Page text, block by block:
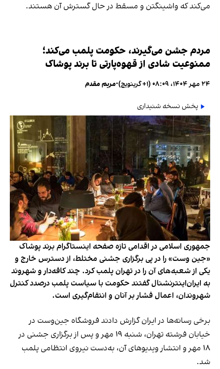
می‌کند که واشینگتن و مسقط در حال گسترش آن هستند.
مردم جشن می‌گیرند، حکومت پلمب می‌کند؛
ممنوعیت شادی از قهوه‌پارتی تا برند پوشاک
۲۴ مهر ۱۴۰۴، ۰۸:۰۹ (‎+۱ گرینویچ) •مریم مقدم
پخش نسخه شنیداری
جمهوری اسلامی در اقدامی تازه صفحه اینستاگرام برند پوشاک
«جین وست» را در پی برگزاری جشنی مختلط، از دسترس خارج و
یکی از شعبه‌های آن را در تهران پلمب کرد. چند کافه‌‌دار و شهروند
به ایران‌اینترنشنال گفتند حکومت با سیاست پلمب درصدد کنترل
شهروندان، اعمال فشار بر آنان و انتقام‌گیری است.
برخی رسانه‌ها در ایران گزارش دادند فروشگاه جین‌وست در
خیابان فرشته تهران، شنبه ۱۹ مهر و پس از برگزاری جشنی در
۱۸ مهر و انتشار ویدیوهای آن، به‌دست نیروی انتظامی پلمب
شد.